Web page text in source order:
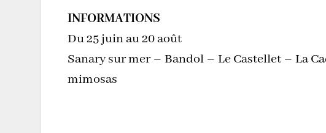
INFORMATIONS
Du 25 juin au 20 août
Sanary sur mer – Bandol – Le Castellet – La
mimosas